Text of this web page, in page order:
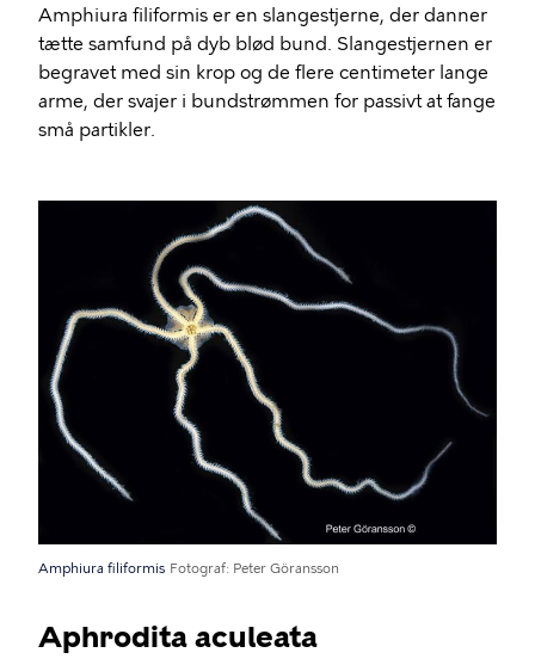
Amphiura filiformis er en slangestjerne, der danner
tætte samfund på dyb blød bund. Slangestjernen er
begravet med sin krop og de flere centimeter lange
arme, der svajer i bundstrømmen for passivt at fange
små partikler.
Amphiura filiformis Fotograf Peter Göransson
Aphrodita aculeata